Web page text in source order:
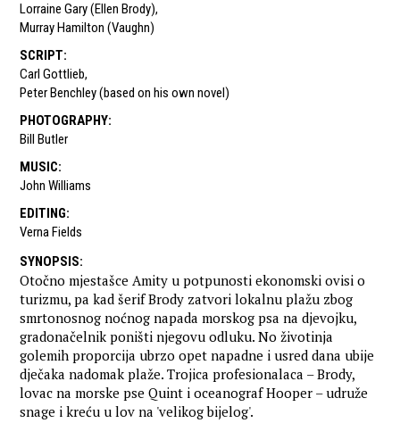
Lorraine Gary (Ellen Brody),
Murray Hamilton (Vaughn)
SCRIPT:
Carl Gottlieb,
Peter Benchley (based on his own novel)
PHOTOGRAPHY:
Bill Butler
MUSIC:
John Williams
EDITING:
Verna Fields
SYNOPSIS:
Otočno mjestašce Amity u potpunosti ekonomski ovisi o
turizmu, pa kad šerif Brody zatvori lokalnu plažu zbog
smrtonosnog noćnog napada morskog psa na djevojku,
gradonačelnik poništi njegovu odluku. No životinja
golemih proporcija ubrzo opet napadne i usred dana ubije
dječaka nadomak plaže. Trojica profesionalaca – Brody,
lovac na morske pse Quint i oceanograf Hooper – udruže
snage i kreću u lov na 'velikog bijelog'.